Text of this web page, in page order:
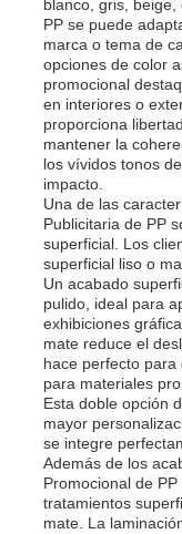
Inicio
Productos
Sobre nosotros
blanco, gris,
PP se puede
marca o tema de
opciones de color
promocional
en interiores o
proporciona
mantener la
los vívidos tonos
impacto.
Una de las
Publicitaria de PP
superficial. Los
superficial liso o
Un acabado
pulido, ideal para
exhibiciones
mate reduce el
hace perfecto
para materiales
Esta doble opción
mayor
se integre
Además de los
Promocional de
tratamientos
mate. La